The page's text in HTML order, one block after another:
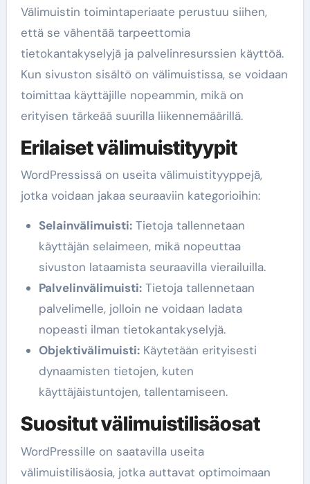
Välimuistin toimintaperiaate perustuu siihen,
että se vähentää tarpeettomia
tietokantakyselyjä ja palvelinresurssien käyttöä.
Kun sivuston sisältö on välimuistissa, se voidaan
toimittaa käyttäjille nopeammin, mikä on
erityisen tärkeää suurilla liikennemäärillä.
Erilaiset välimuistityypit
WordPressissä on useita välimuistityyppejä,
jotka voidaan jakaa seuraaviin kategorioihin:
Selainvälimuisti:Tietoja tallennetaan
käyttäjän selaimeen, mikä nopeuttaa
sivuston lataamista seuraavilla vierailuilla.
Palvelinvälimuisti:Tietoja tallennetaan
palvelimelle, jolloin ne voidaan ladata
nopeasti ilman tietokantakyselyjä.
Objektivälimuisti:Käytetään erityisesti
dynaamisten tietojen, kuten
käyttäjäistuntojen, tallentamiseen.
Suositut välimuistilisäosat
WordPressille on saatavilla useita
välimuistilisäosia, jotka auttavat optimoimaan